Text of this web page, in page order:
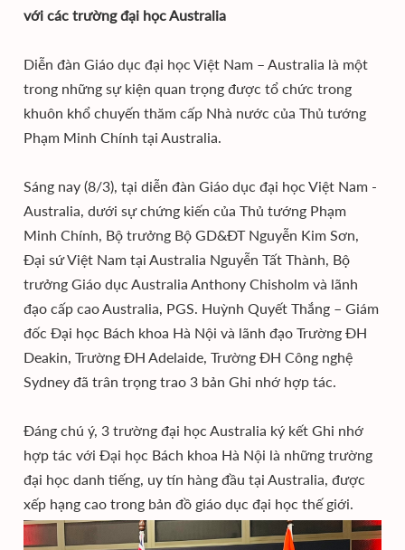
với các trường đại học Australia
Diễn đàn Giáo dục đại học Việt Nam – Australia là một
trong những sự kiện quan trọng được tổ chức trong
khuôn khổ chuyến thăm cấp Nhà nước của Thủ tướng
Phạm Minh Chính tại Australia.
Sáng nay (8/3), tại diễn đàn Giáo dục đại học Việt Nam -
Australia, dưới sự chứng kiến của Thủ tướng Phạm
Minh Chính, Bộ trưởng Bộ GD&ĐT Nguyễn Kim Sơn,
Đại sứ Việt Nam tại Australia Nguyễn Tất Thành, Bộ
trưởng Giáo dục Australia Anthony Chisholm và lãnh
đạo cấp cao Australia, PGS. Huỳnh Quyết Thắng – Giám
đốc Đại học Bách khoa Hà Nội và lãnh đạo Trường ĐH
Deakin, Trường ĐH Adelaide, Trường ĐH Công nghệ
Sydney đã trân trọng trao 3 bản Ghi nhớ hợp tác.
Đáng chú ý, 3 trường đại học Australia ký kết Ghi nhớ
hợp tác với Đại học Bách khoa Hà Nội là những trường
đại học danh tiếng, uy tín hàng đầu tại Australia, được
xếp hạng cao trong bản đồ giáo dục đại học thế giới.